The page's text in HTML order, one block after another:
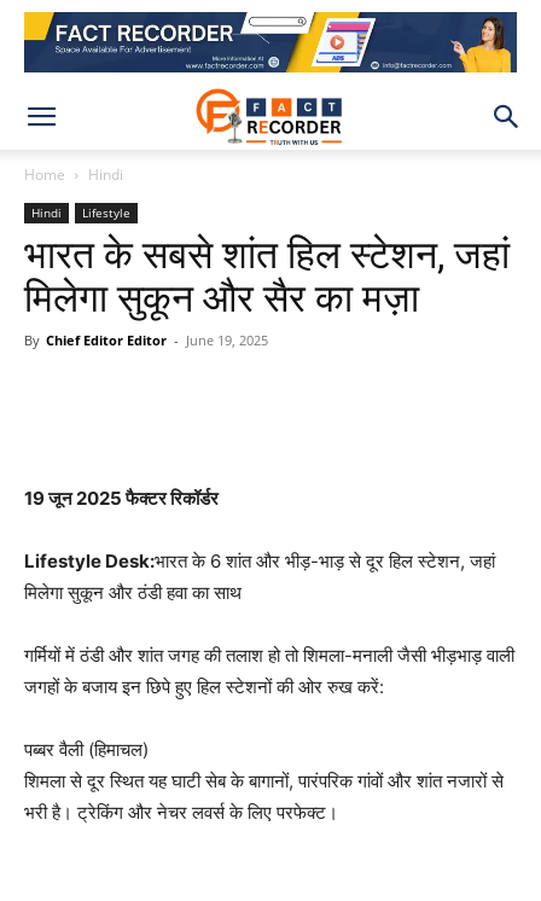
Home Hindi
Hindi Lifestyle
भारत के सबसे शांत हिल स्टेशन, जहां
मिलेगा सुकून और सैर का मज़ा
By Chief Editor Editor - June 19, 2025
19 जून 2025 फैक्टर रिकॉर्डर
Lifestyle Desk:भारत के 6 शांत और भीड़-भाड़ से दूर हिल स्टेशन, जहां
मिलेगा सुकून और ठंडी हवा का साथ
गर्मियों में ठंडी और शांत जगह की तलाश हो तो शिमला-मनाली जैसी भीड़भाड़ वाली
जगहों के बजाय इन छिपे हुए हिल स्टेशनों की ओर रुख करें:
पब्बर वैली (हिमाचल)
शिमला से दूर स्थित यह घाटी सेब के बागानों, पारंपरिक गांवों और शांत नजारों से
भरी है। ट्रेकिंग और नेचर लवर्स के लिए परफेक्ट।